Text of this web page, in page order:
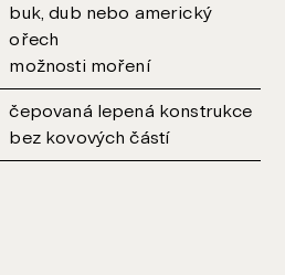
buk, dub nebo americký
ořech
možnosti moření
čepovaná lepená konstrukce
bez kovových částí